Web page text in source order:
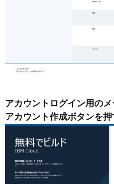
アカウントログイン用の
アカウント作成ボタンを押